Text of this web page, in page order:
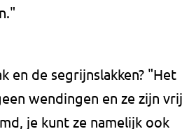
en de segrijnslakken? "Het
wendingen en ze zijn vrij
je kunt ze namelijk ook